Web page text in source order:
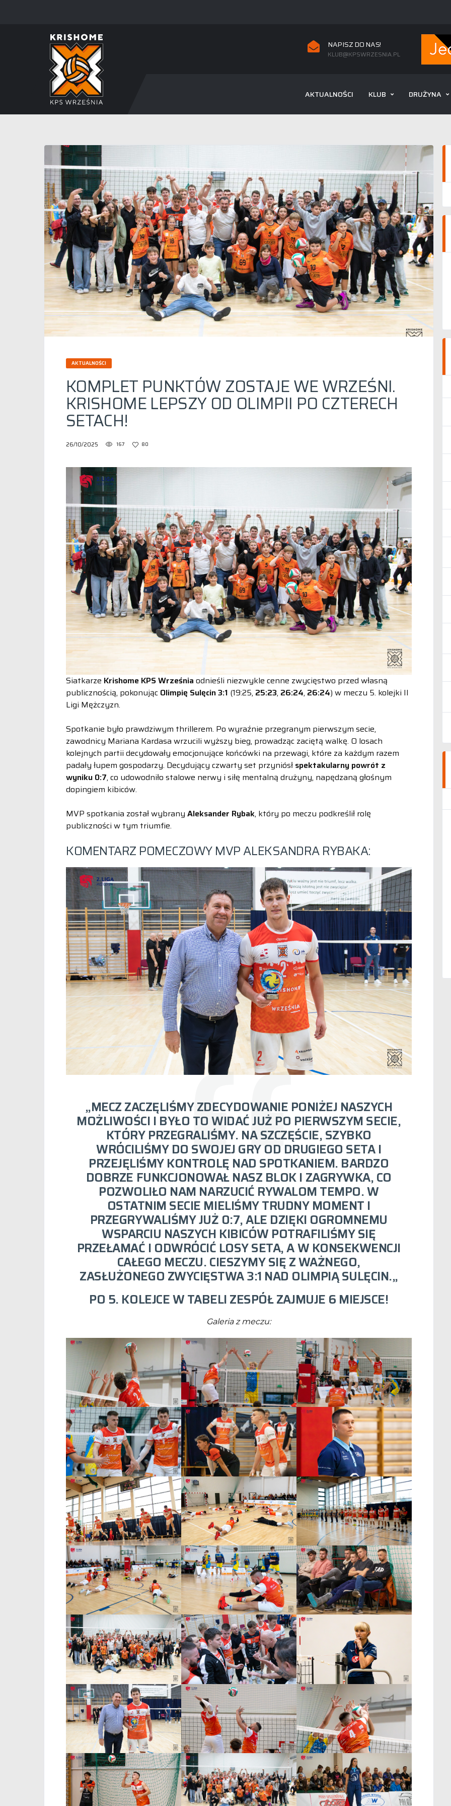
NAPISZ DO NAS!
KLUB@KPSWRZESNIA.PL
AKTUALNOŚCI KLUB DRUŻYNA
AKTUALNOŚCI
KOMPLET PUNKTÓW ZOSTAJE WE WRZEŚNI.
KRISHOME LEPSZY OD OLIMPII PO CZTERECH
SETACH!
26/10/2025 167 80
Siatkarze Krishome KPS Września odnieśli niezwykle cenne zwycięstwo przed własną
publicznością, pokonując Olimpię Sulęcin 3:1 (19:25, 25:23, 26:24, 26:24) w meczu 5. kolejki II
Ligi Mężczyzn.
Spotkanie było prawdziwym thrillerem. Po wyraźnie przegranym pierwszym secie,
zawodnicy Mariana Kardasa wrzucili wyższy bieg, prowadząc zaciętą walkę. O losach
kolejnych partii decydowały emocjonujące końcówki na przewagi, które za każdym razem
padały łupem gospodarzy. Decydujący czwarty set przyniósł spektakularny powrót z
wyniku 0:7, co udowodniło stalowe nerwy i siłę mentalną drużyny, napędzaną głośnym
dopingiem kibiców.
MVP spotkania został wybrany Aleksander Rybak, który po meczu podkreślił rolę
publiczności w tym triumfie.
KOMENTARZ POMECZOWY MVP ALEKSANDRA RYBAKA:
„MECZ ZACZĘLIŚMY ZDECYDOWANIE PONIŻEJ NASZYCH
MOŻLIWOŚCI I BYŁO TO WIDAĆ JUŻ PO PIERWSZYM SECIE,
KTÓRY PRZEGRALIŚMY. NA SZCZĘŚCIE, SZYBKO
WRÓCILIŚMY DO SWOJEJ GRY OD DRUGIEGO SETA I
PRZEJĘLIŚMY KONTROLĘ NAD SPOTKANIEM. BARDZO
DOBRZE FUNKCJONOWAŁ NASZ BLOK I ZAGRYWKA, CO
POZWOLIŁO NAM NARZUCIĆ RYWALOM TEMPO. W
OSTATNIM SECIE MIELIŚMY TRUDNY MOMENT I
PRZEGRYWALIŚMY JUŻ 0:7, ALE DZIĘKI OGROMNEMU
WSPARCIU NASZYCH KIBICÓW POTRAFILIŚMY SIĘ
PRZEŁAMAĆ I ODWRÓCIĆ LOSY SETA, A W KONSEKWENCJI
CAŁEGO MECZU.CIESZYMY SIĘ Z WAŻNEGO,
ZASŁUŻONEGO ZWYCIĘSTWA 3:1 NAD OLIMPIĄ SULĘCIN.„
PO 5. KOLEJCE W TABELI ZESPÓŁ ZAJMUJE 6 MIEJSCE!
Galeria z meczu: